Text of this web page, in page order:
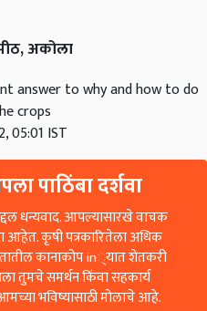
अकोला
answer to why and how to do
crops
05:01 IST
पाठिंबा दर्शवा
धन्यवाद. आपल्यासारखे वाचक
आहेत. कृषी पत्रकारितेला अधिक
कानाकोप in्यात शेतकरी
तुमचे समर्थन किंवा सहकार्य
भविष्यासाठी मोलाचे आहे.